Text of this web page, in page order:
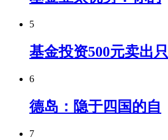
5
基金投资500元卖出只
6
德岛：隐于四国的自
7